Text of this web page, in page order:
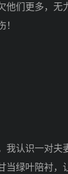
他们更多，无
认识一对夫
当绿叶陪衬，